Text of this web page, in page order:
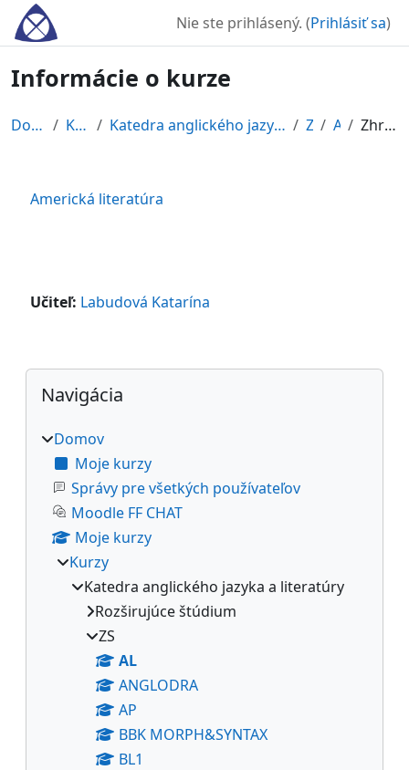
Preskočiť na hlavný obsah
Nie ste prihlásený. (Prihlásiť sa)
Informácie o kurze
Domov Kurzy Katedra anglického jazyka a literatúry ZS AL Zhrnutie
Americká literatúra
Učiteľ: Labudová Katarína
Bloky
Preskočiť Navigácia
Navigácia
Domov
Moje kurzy
Správy pre všetkých používateľov
Moodle FF CHAT
Moje kurzy
Kurzy
Katedra anglického jazyka a literatúry
Rozširujúce štúdium
ZS
AL
ANGLODRA
AP
BBK MORPH&SYNTAX
BL1